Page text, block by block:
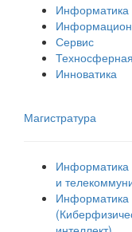
Информатика
Сервис
Инноватика
Магистратура
Информатика
и
Информатика